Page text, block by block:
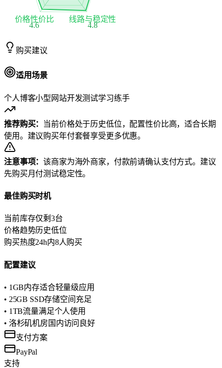
线路与稳定性
4.8
价格性价比
4.6
购买建议
适用场景
个人博客小型网站开发测试学习练手
推荐购买：
当前价格处于历史低位，配置性价比高，适合长期
使用。建议购买年付套餐享受更多优惠。
注意事项：该商家为海外商家，付款前请确认支付方式。建议
先购买月付测试稳定性。
最佳购买时机
当前库存仅剩3台
价格趋势历史低位
购买热度24h内8人购买
配置建议
• 1GB内存适合轻量级应用
• 25GB SSD存储空间充足
• 1TB流量满足个人使用
• 洛杉矶机房国内访问良好
支付方案
PayPal
支持